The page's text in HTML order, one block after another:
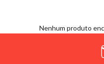
Nenhum produto